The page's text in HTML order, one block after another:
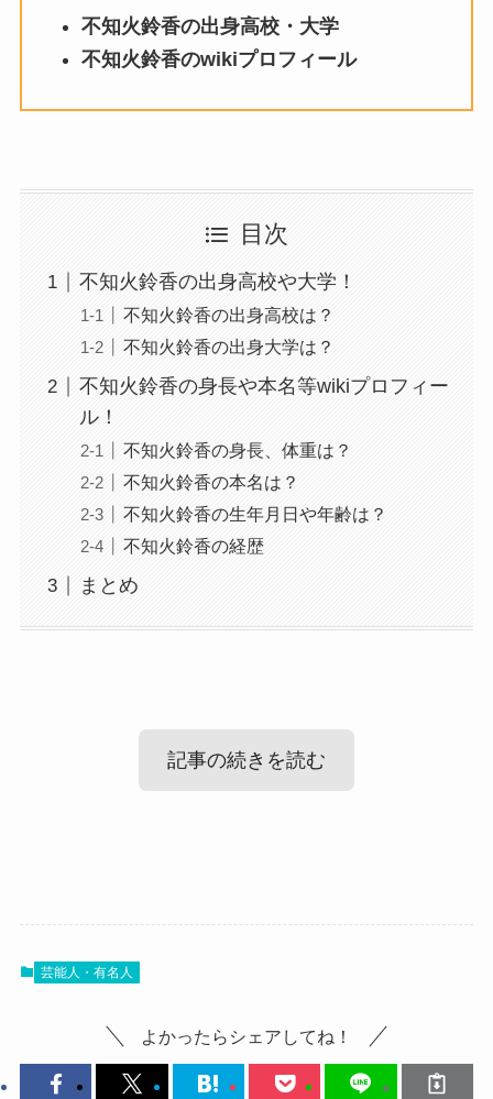
不知火鈴香の出身高校・大学
不知火鈴香のwikiプロフィール
目次
不知火鈴香の出身高校や大学！
不知火鈴香の出身高校は？
不知火鈴香の出身大学は？
不知火鈴香の身長や本名等wikiプロフィー
ル！
不知火鈴香の身長、体重は？
不知火鈴香の本名は？
不知火鈴香の生年月日や年齢は？
不知火鈴香の経歴
まとめ
記事の続きを読む
しょう！
どんな高校・大学に通ってきたのでしょう？
それぞれ見ていきましょう。
芸能人・有名人
よかったらシェアしてね！